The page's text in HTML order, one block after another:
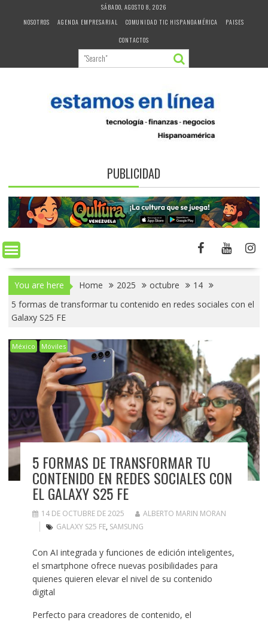
SÁBADO, AGOSTO 8, 2026
NOSOTROS
AGENDA EMPRESARIAL COMUNIDAD TIC HISPANOAMÉRICA
PAISES
CONTACTOS
PUBLICIDAD
You are here Home 2025 octubre
14
5 formas de transformar tu contenido en redes sociales con el
Galaxy S25 FE
México Móviles
5 FORMAS DE TRANSFORMAR TU
CONTENIDO EN REDES SOCIALES CON
EL GALAXY S25 FE
14 DE OCTUBRE DE 2025
ALBERTO MARIN MORAN
GALAXY S25 FE, SAMSUNG
Con AI integrada y funciones de edición inteligentes,
el smartphone ofrece nuevas posibilidades para
quienes quieren elevar el nivel de su contenido
digital
Perfecto para creadores de contenido, el